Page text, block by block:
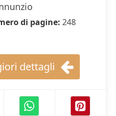
di pagine: 248
dettagli